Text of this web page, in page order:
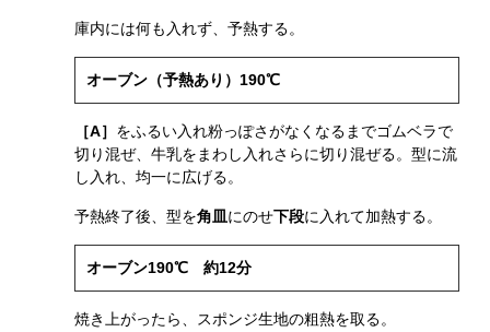
庫内には何も入れず、予熱する。
オーブン（予熱あり）190℃
［A］ をふるい入れ粉っぽさがなくなるまでゴムベラで
切り混ぜ、牛乳をまわし入れさらに切り混ぜる。型に流
し入れ、均一に広げる。
予熱終了後、型を角皿にのせ下段に入れて加熱する。
オーブン190℃ 約12分
焼き上がったら、スポンジ生地の粗熱を取る。